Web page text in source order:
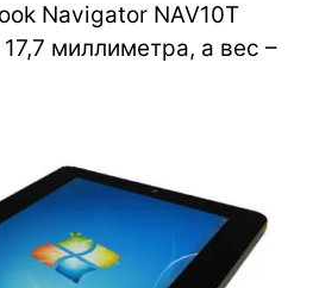
Navigator NAV10T
миллиметра, а вес –